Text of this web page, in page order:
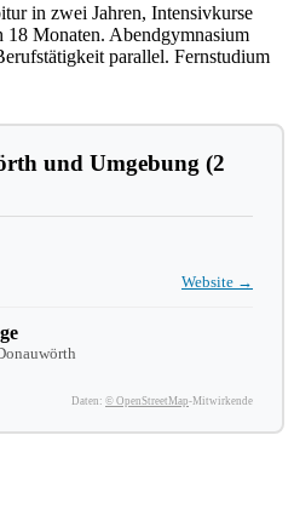
in zwei Jahren, Intensivkurse
Monaten. Abendgymnasium
parallel. Fernstudium
und Umgebung (2
Website →
Daten: © OpenStreetMap-Mitwirkende